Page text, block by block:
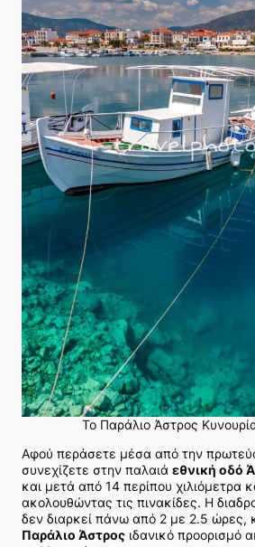
Το Παράλιο Άστρος
Αφού περάσετε μέσα από την
συνεχίζετε στην παλαιά εθνική οδό
και μετά από 14 περίπου χιλιόμετρα
ακολουθώντας τις πινακίδες. Η
δεν διαρκεί πάνω από 2 με 2.5 ώρες,
Παράλιο Άστρος ιδανικό προορισμό